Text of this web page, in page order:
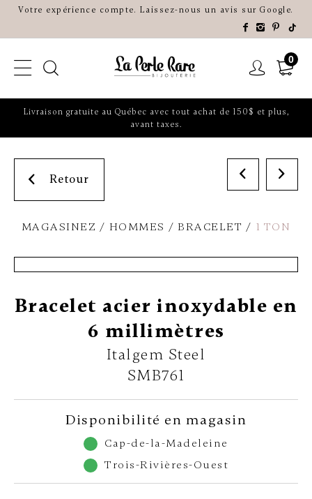
Votre expérience compte. Laissez-nous un avis sur Google.
0
Livraison gratuite au Québec avec tout achat de 150$ et plus,
avant taxes.
Retour
MAGASINEZ HOMMES BRACELET 1 TON
Bracelet acier inoxydable en
6 millimètres
Italgem Steel
SMB761
Disponibilité en magasin
Cap-de-la-Madeleine
Trois-Rivières-Ouest